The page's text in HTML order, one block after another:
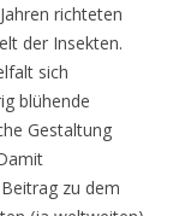
richteten
der Insekten.
sich
blühende
Gestaltung
zu dem